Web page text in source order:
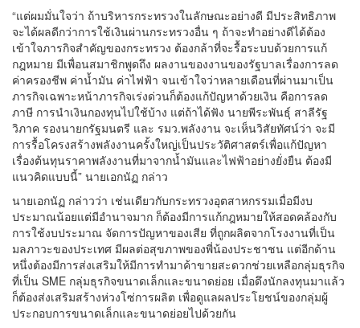
“แต่ผมมั่นใจว่า ถ้าบริหารกระทรวงในลักษณะอย่างดี มีประสิทธิภาพ
จะได้ผลดีกว่าการใช้เงินผ่านกระทรวงอื่น ๆ ถ้าจะทำอย่างดีได้ต้อง
เข้าใจภารกิจสำคัญของกระทรวง ต้องกล้าที่จะรื้อระบบด้วยการแก้
กฎหมาย มีเพื่อนสมาชิกพูดถึง ผลงานของงานของรัฐบาลเรื่องการลด
ค่าครองชีพ ค่าน้ำมัน ค่าไฟฟ้า จนเข้าใจว่าหลายเดือนที่ผ่านมาเป็น
ภารกิจเฉพาะหน้าภารกิจเร่งด่วนก็ต้องแก้ปัญหาด้วยเงิน คือการลด
ภาษี การนำเงินกองทุนไปใช้บ้าง แต่ถ้าได้ฟัง นายพีระพันธุ์ สาลีรัฐ
วิภาค รองนายกรัฐมนตรี และ รมว.พลังงาน จะเห็นวิสัยทัศน์ว่า จะมี
การรื้อโครงสร้างพลังงานครั้งใหญ่เป็นประวัติศาสตร์เพื่อแก้ปัญหา
เรื่องต้นทุนราคาพลังงานที่มาจากน้ำมันและไฟฟ้าอย่างยั่งยืน ต้องมี
แนวคิดแบบนี้” นายเอกนัฏ กล่าว
นายเอกนัฏ กล่าวว่า เช่นเดียวกับกระทรวงอุตสาหกรรมเมื่อมีงบ
ประมาณน้อยแต่มีอำนาจมาก ก็ต้องมีการแก้กฎหมายให้สอดคล้องกับ
การใช้งบประมาณ จัดการปัญหาของเสีย ที่ถูกผลิตจากโรงงานที่เป็น
มลภาวะของประเทศ มีผลต่อสุขภาพของพี่น้องประชาชน แต่อีกด้าน
หนึ่งต้องมีการส่งเสริมให้มีการทำมาค้าขายสะดวกช่วยเหลือกลุ่มธุรกิจ
ที่เป็น SME กลุ่มธุรกิจขนาดเล็กและขนาดย่อย เมื่อดึงนักลงทุนมาแล้ว
ก็ต้องส่งเสริมสร้างห่วงโซ่การผลิต เพื่อดูแลผลประโยชน์ของกลุ่มผู้
ประกอบการขนาดเล็กและขนาดย่อยไปด้วยกัน